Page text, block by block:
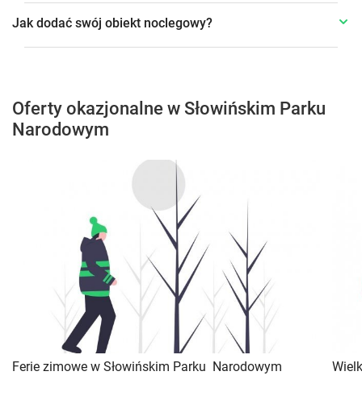
Jak dodać swój obiekt noclegowy?
Oferty okazjonalne w Słowińskim Parku
Narodowym
Ferie zimowe w Słowińskim Parku Narodowym